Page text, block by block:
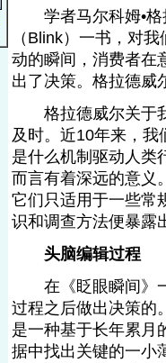
学者马尔科姆•格
（Blink）一书，对
动的瞬间，消费者在
出了决策。格拉德威
格拉德威尔关于我
及时。近10年来，我
是什么机制驱动人类
而言有着深远的意义
它们只适用于一些常
识和调查方法便暴
头脑编辑过程
在《眨眼瞬间》一
过程之后做出决策的
是一种基于长年累月
据中找出关键的一小